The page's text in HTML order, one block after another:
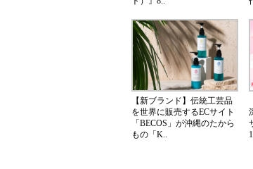
【新ブランド】伝統工芸品
を世界に販売するECサイト
「BECOS」が沖縄のたから
もの「K..